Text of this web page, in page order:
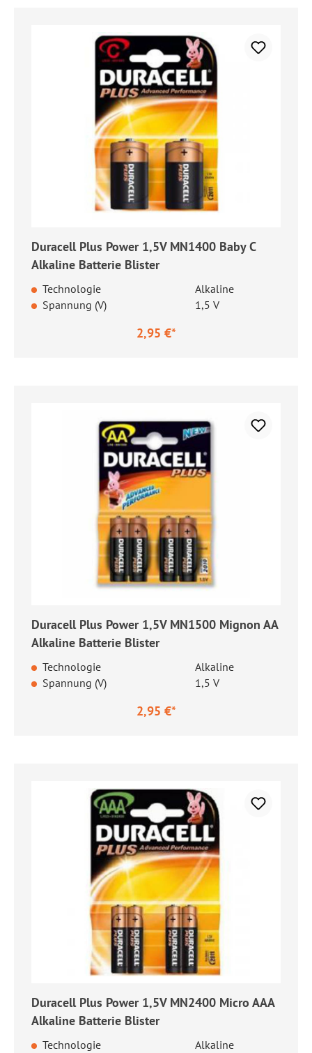
Duracell Plus Power 1,5V MN1400 Baby C
Alkaline Batterie Blister
Technologie
Alkaline
Spannung (V)
1,5 V
2,95 €*
Duracell Plus Power 1,5V MN1500 Mignon AA
Alkaline Batterie Blister
Technologie
Alkaline
Spannung (V)
1,5 V
2,95 €*
Duracell Plus Power 1,5V MN2400 Micro AAA
Alkaline Batterie Blister
Technologie
Alkaline